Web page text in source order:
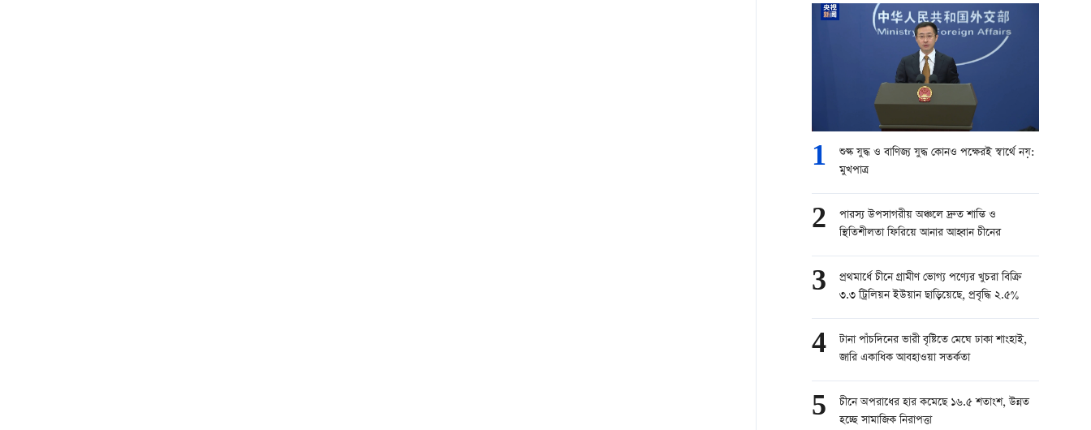
1
শুল্ক যুদ্ধ ও বাণিজ্য যুদ্ধ কোনও পক্ষেরই স্বার্থে নয়:
মুখপাত্র
2
পারস্য উপসাগরীয় অঞ্চলে দ্রুত শান্তি ও
স্থিতিশীলতা ফিরিয়ে আনার আহ্বান চীনের
3
প্রথমার্ধে চীনে গ্রামীণ ভোগ্য পণ্যের খুচরা বিক্রি
৩.৩ ট্রিলিয়ন ইউয়ান ছাড়িয়েছে, প্রবৃদ্ধি ২.৫%
4
টানা পাঁচদিনের ভারী বৃষ্টিতে মেঘে ঢাকা শাংহাই,
জারি একাধিক আবহাওয়া সতর্কতা
5
চীনে অপরাধের হার কমেছে ১৬.৫ শতাংশ, উন্নত
হচ্ছে সামাজিক নিরাপত্তা